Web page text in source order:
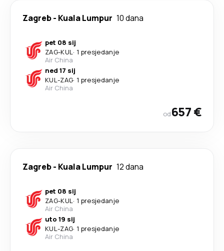
Zagreb- Kuala Lumpur 10 dana
pet 08 sij
ZAG-KUL· 1 presjedanje
Air China
ned 17 sij
KUL-ZAG· 1 presjedanje
Air China
od657 €
Zagreb- Kuala Lumpur 12 dana
pet 08 sij
ZAG-KUL· 1 presjedanje
Air China
uto 19 sij
KUL-ZAG· 1 presjedanje
Air China